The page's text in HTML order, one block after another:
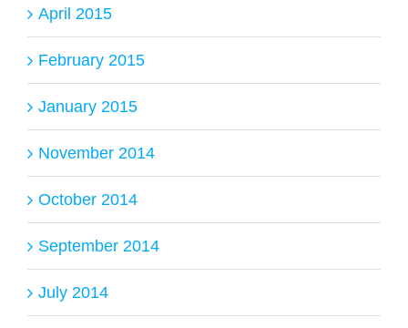
April 2015
February 2015
January 2015
November 2014
October 2014
September 2014
July 2014